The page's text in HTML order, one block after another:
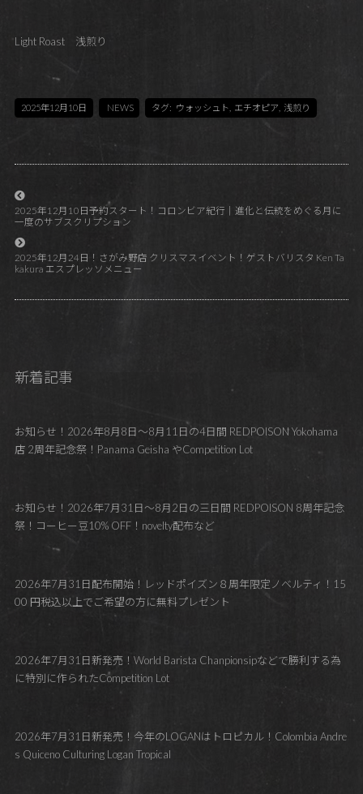
Light Roast 浅煎り
2025年12月10日 NEWS タグ: ウォッシュト エチオピア 浅煎り
2025年12月10日予約スタート！コロンビア紀行｜進化と伝統をめぐる月に
一度のサブスクリプション
2025年12月24日！さがみ野店 クリスマスイベント！ゲストバリスタ Ken Ta
kakura エスプレッソメニュー
新着記事
お知らせ！2026年8月8日～8月11日の4日間 REDPOISON Yokohama
店 2周年記念祭！Panama Geisha やCompetition Lot
お知らせ！2026年7月31日～8月2日の三日間 REDPOISON 8周年記念
祭！コーヒー豆10% OFF！novelty配布など
2026年7月31日配布開始！レッドポイズン８周年限定ノベルティ！15
00 円税込以上でご希望の方に無料プレゼント
2026年7月31日新発売！World Barista Chanpionsipなどで勝利する為
に特別に作られたCompetition Lot
2026年7月31日新発売！今年のLOGANはトロピカル！Colombia Andre
s Quiceno Culturing Logan Tropical